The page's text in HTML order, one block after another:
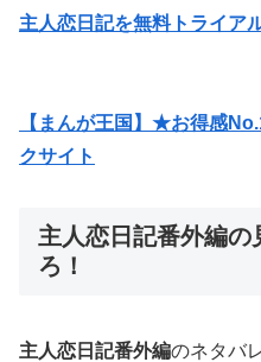
主人恋日記を無料トライア
【まんが王国】★お得感
クサイト
主人恋日記番外編の
ろ！
主人恋日記番外編のネタバ